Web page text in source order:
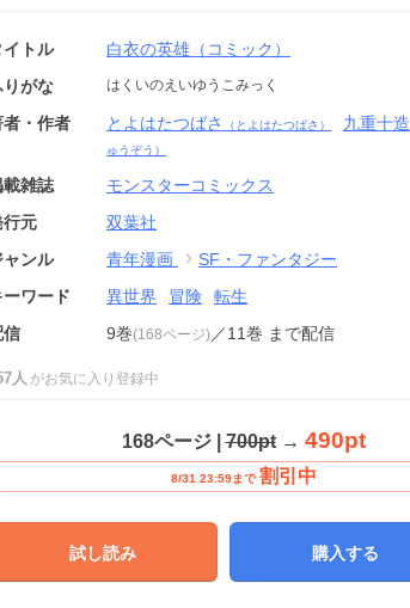
イトル
白衣の英雄（コミック）
りがな
はくいのえいゆうこみっく
者・作者 とよはたつばさ （とよはたつばさ） 九重十造
ゅうぞう）
載雑誌
モンスターコミックス
行元
双葉社
ャンル
青年漫画
SF・ファンタジー
ーワード
異世界 冒険
転生
信
9巻(168ページ) ／11巻 まで配信
人 がお気に入り登録中
168ページ |700pt → 490pt
8/31 23:59まで 割引中
試し読み 購入する